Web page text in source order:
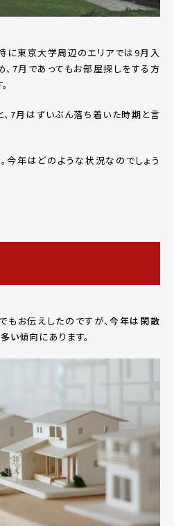
に東京大学周辺のエリアでは9月入
7月であってもお部屋探しをする方
7月はずいぶん落ち着いた時期と言
今年はどのような状況なのでしょう
でもお伝えしたのですが、今年は閑散
い傾向にあります。